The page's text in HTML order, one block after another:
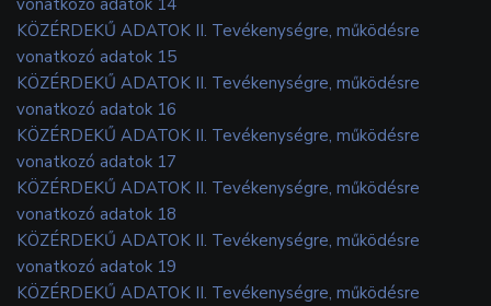
vonatkozó adatok 14
KÖZÉRDEKŰ ADATOK II. Tevékenységre, működésre
vonatkozó adatok 15
KÖZÉRDEKŰ ADATOK II. Tevékenységre, működésre
vonatkozó adatok 16
KÖZÉRDEKŰ ADATOK II. Tevékenységre, működésre
vonatkozó adatok 17
KÖZÉRDEKŰ ADATOK II. Tevékenységre, működésre
vonatkozó adatok 18
KÖZÉRDEKŰ ADATOK II. Tevékenységre, működésre
vonatkozó adatok 19
KÖZÉRDEKŰ ADATOK II. Tevékenységre, működésre